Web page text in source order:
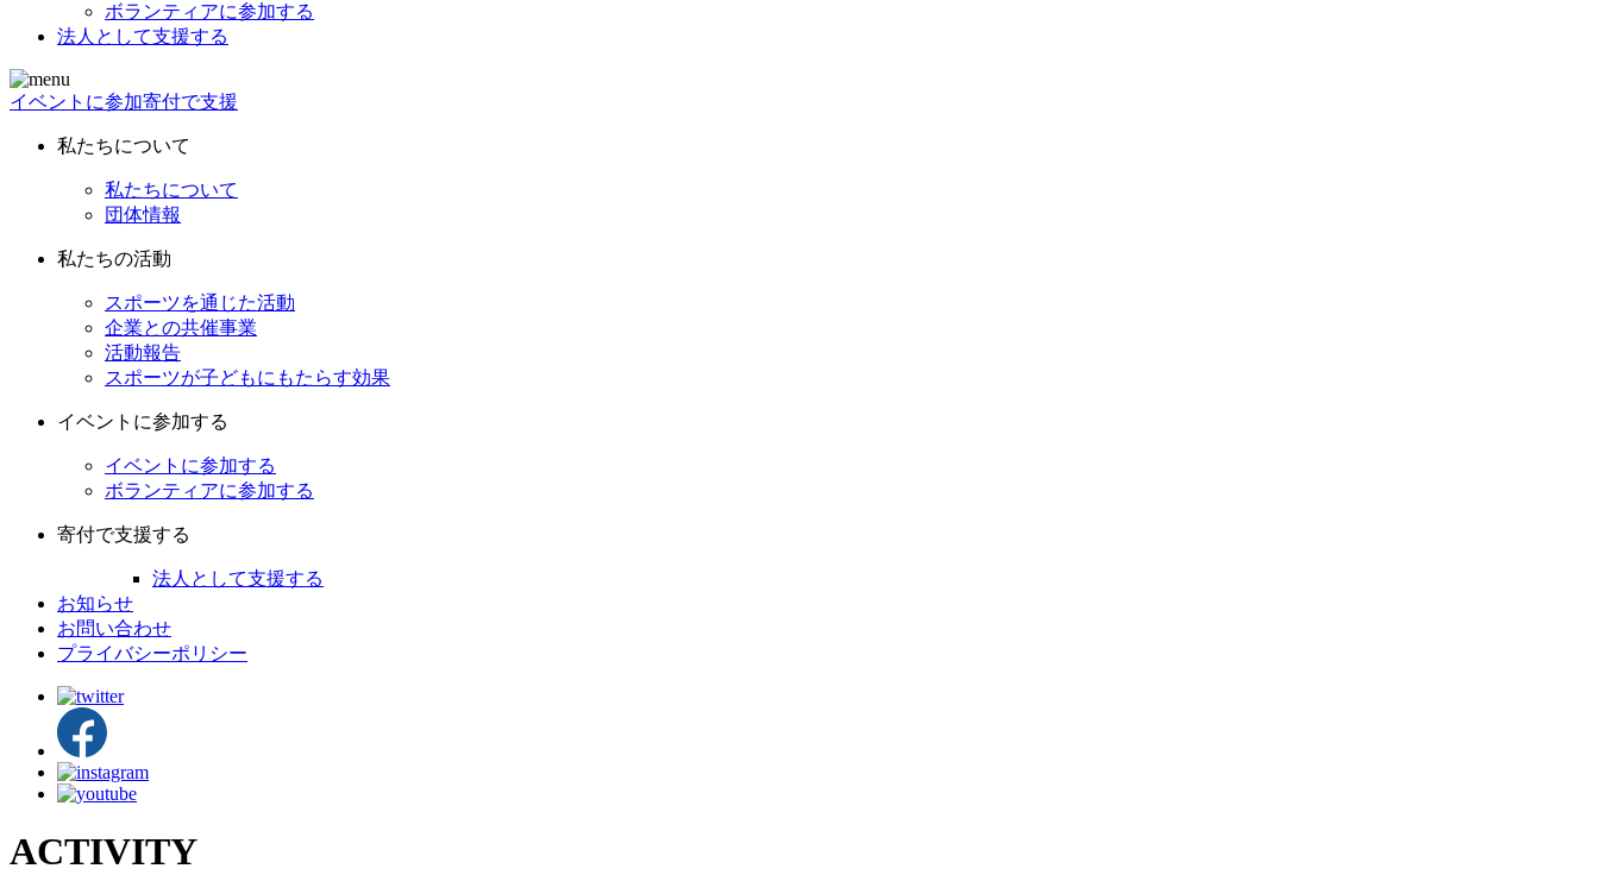
ボランティアに参加する
法人として支援する
イベントに参加寄付で支援
私たちについて
私たちについて
団体情報
私たちの活動
スポーツを通じた活動
企業との共催事業
活動報告
スポーツが子どもにもたらす効果
イベントに参加する
イベントに参加する
ボランティアに参加する
寄付で支援する
法人として支援する
お知らせ
お問い合わせ
プライバシーポリシー
ACTIVITY